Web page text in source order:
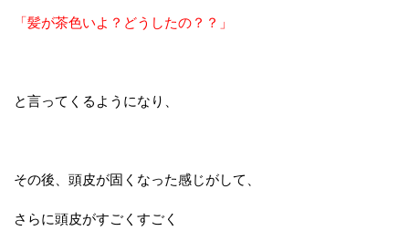
「髪が茶色いよ？どうしたの？？」
と言ってくるようになり、
その後、頭皮が固くなった感じがして、
さらに頭皮がすごくすごく